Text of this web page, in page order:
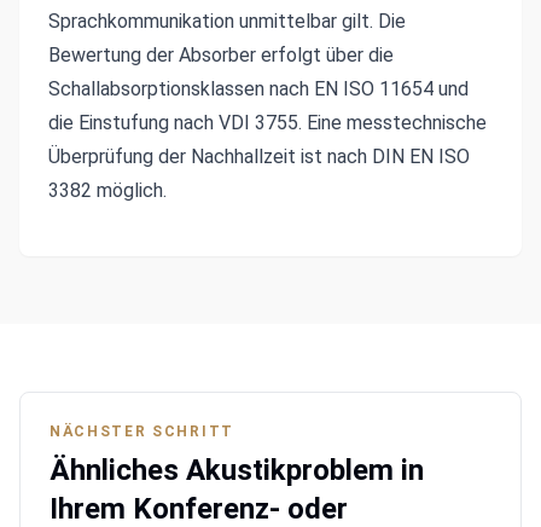
Sprachkommunikation unmittelbar gilt. Die
Bewertung der Absorber erfolgt über die
Schallabsorptionsklassen nach EN ISO 11654 und
die Einstufung nach VDI 3755. Eine messtechnische
Überprüfung der Nachhallzeit ist nach DIN EN ISO
3382 möglich.
NÄCHSTER SCHRITT
Ähnliches Akustikproblem in
Ihrem Konferenz- oder